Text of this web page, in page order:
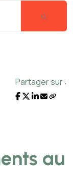
Partager sur :
au